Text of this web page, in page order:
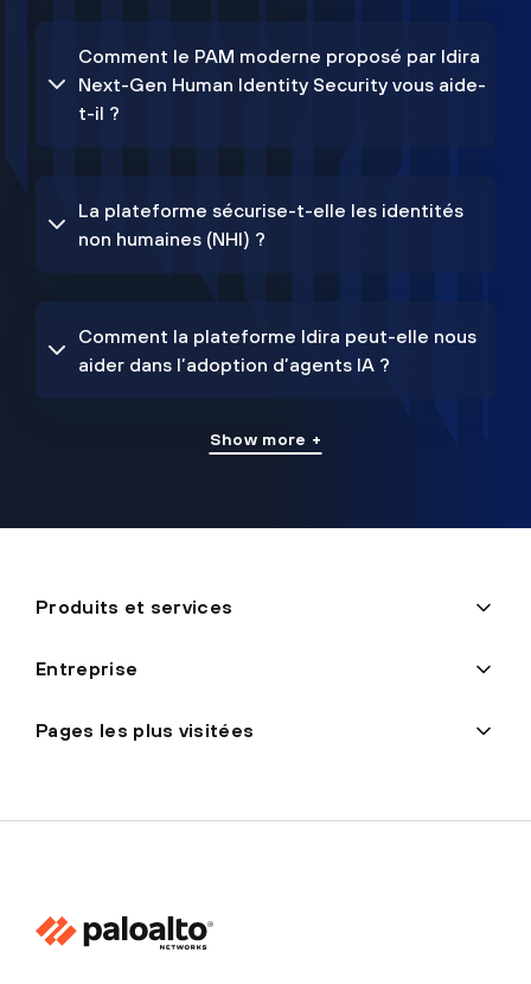
Comment le PAM moderne proposé par Idira
Next-Gen Human Identity Security vous aide-
t-il ?
La plateforme sécurise-t-elle les identités
non humaines (NHI) ?
Comment la plateforme Idira peut-elle nous
aider dans l’adoption d’agents IA ?
Show more +
Produits et services
Entreprise
Pages les plus visitées